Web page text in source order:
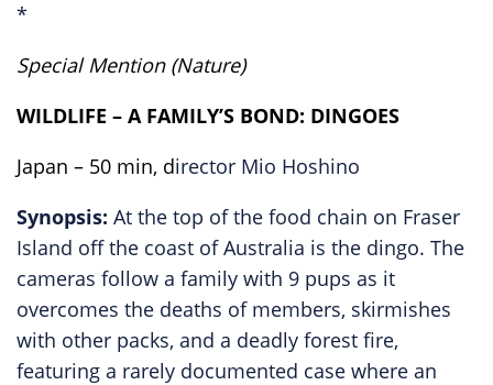
*
Special Mention (Nature)
WILDLIFE – A FAMILY’S BOND: DINGOES
Japan – 50 min, director Mio Hoshino
Synopsis: At the top of the food chain on Fraser
Island off the coast of Australia is the dingo. The
cameras follow a family with 9 pups as it
overcomes the deaths of members, skirmishes
with other packs, and a deadly forest fire,
featuring a rarely documented case where an